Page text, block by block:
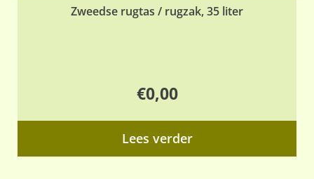
Zweedse rugtas / rugzak, 35 liter
€0,00
Lees verder